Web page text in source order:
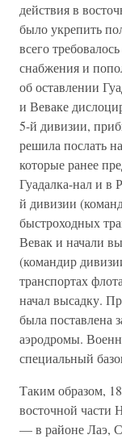
действия в
было укрепить
всего
снабжения и
об оставлении
и Веваке
5-й дивизии,
решила послать
которые ранее
Гуадалка-нал и в
й дивизии
быстроходных
Вевак и начали
(командир
транспортах
начал высадку.
была поставлена
аэродромы.
специальный
Таким образом,
восточной части
— в районе Лаэ,